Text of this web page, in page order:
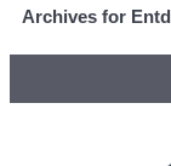
Archives for